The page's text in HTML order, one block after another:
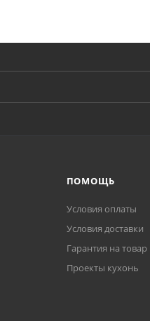
ПОМОЩЬ
Условия оплаты
Условия доставки
Гарантия на товар
Проекты кухонь